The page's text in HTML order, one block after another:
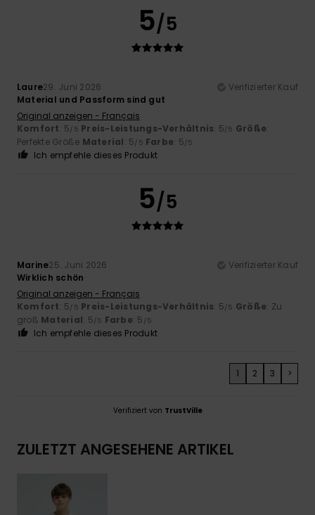
5/5
Laure29. Juni 2026
Verifizierter Kauf
Material und Passform sind gut
Original anzeigen - Français
Komfort: 5/5 Preis-Leistungs-Verhältnis: 5/5 Größe:
Perfekte Größe Material: 5/5 Farbe: 5/5
Ich empfehle dieses Produkt
5/5
Marine25. Juni 2026
Verifizierter Kauf
Wirklich schön
Original anzeigen - Français
Komfort: 5/5 Preis-Leistungs-Verhältnis: 5/5 Größe: Zu
groß Material: 5/5 Farbe: 5 /5
Ich empfehle dieses Produkt
1 2 3 >
Verifiziert von TrustVille
ZULETZT ANGESEHENE ARTIKEL